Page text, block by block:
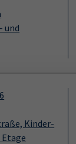
und
Kinder-